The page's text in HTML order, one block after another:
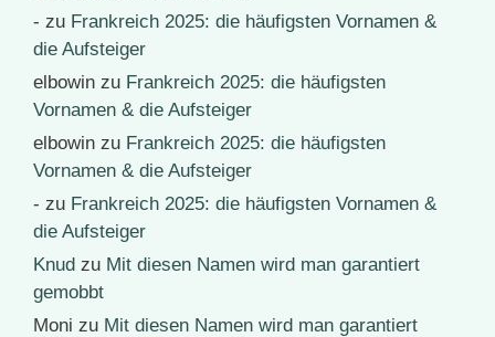
- zu Frankreich 2025: die häufigsten Vornamen &
die Aufsteiger
elbowin zu Frankreich 2025: die häufigsten
Vornamen & die Aufsteiger
elbowin zu Frankreich 2025: die häufigsten
Vornamen & die Aufsteiger
- zu Frankreich 2025: die häufigsten Vornamen &
die Aufsteiger
Knud zu Mit diesen Namen wird man garantiert
gemobbt
Moni zu Mit diesen Namen wird man garantiert